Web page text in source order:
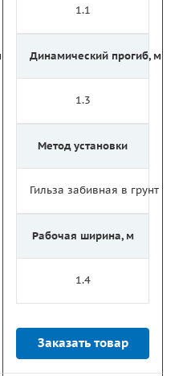
1.1
Динамический прогиб, м
1.3
Метод установки
Гильза забивная в грунт
Рабочая ширина, м
1.4
Заказать товар